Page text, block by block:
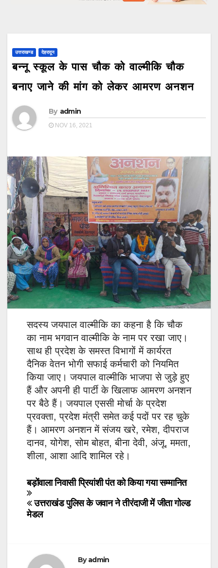
उत्तराखण्ड देहरादून
बन्नू स्कूल के पास चौक को वाल्मीकि चौक
बनाए जाने की मांग को लेकर आमरण अनशन
By admin
NOV 16, 2021
सदस्य जयपाल वाल्मीकि का कहना है कि चौक
का नाम भगवान वाल्मीकि के नाम पर रखा जाए।
साथ ही प्रदेश के समस्त विभागों में कार्यरत
दैनिक वेतन भोगी सफाई कर्मचारी को नियमित
किया जाए। जयपाल वाल्मीकि भाजपा से जुड़े हुए
हैं और अपनी ही पार्टी के खिलाफ आमरण अनशन
पर बैठे हैं। जयपाल एससी मोर्चा के प्रदेश
प्रवक्ता, प्रदेश मंत्री समेत कई पदों पर रह चुके
हैं। आमरण अनशन में संजय खरे, रमेश, दीपराज
दानव, योगेश, सोम बोहत, बीना देवी, अंजू, ममता,
शीला, आशा आदि शामिल रहे।
Post
navigation
बड़ोंवाला निवासी प्रियांशी पंत को किया गया सम्मानित
उत्तराखंड पुलिस के जवान ने तीरंदाजी में जीता गोल्ड
मेडल
Byadmin